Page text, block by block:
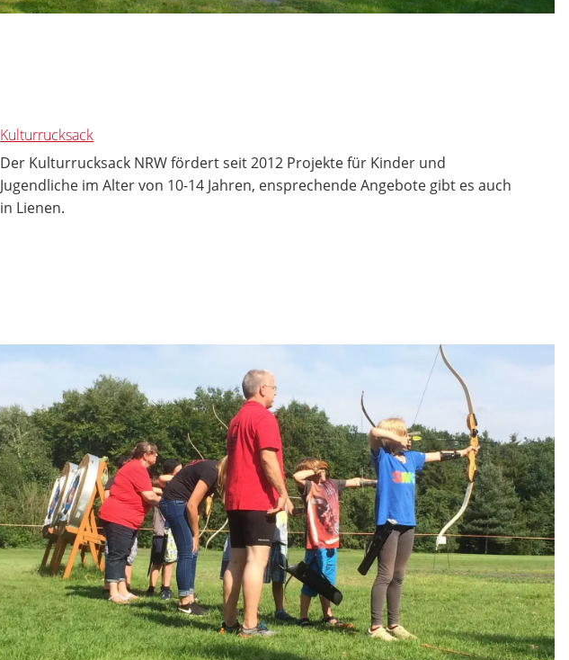
Kulturrucksack
Der Kulturrucksack NRW fördert seit 2012 Projekte für Kinder und
Jugendliche im Alter von 10-14 Jahren, ensprechende Angebote gibt es auch
in Lienen.